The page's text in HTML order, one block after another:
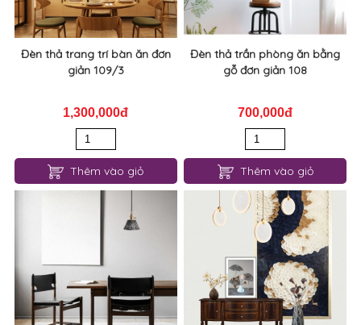
Đèn thả trang trí bàn ăn đơn
giản 109/3
1,300,000đ
Thêm vào giỏ
Đèn thả trần phòng ăn bằng
gỗ đơn giản 108
700,000đ
Thêm vào giỏ